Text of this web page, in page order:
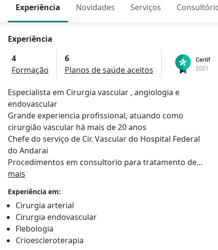
Experiência Novidades Serviços
Experiência
4
Formação
6
Planos de saúde aceitos
Especialista em Cirurgia vascular , angiologia e
endovascular
Grande experiencia profissional, atuando como
cirurgião vascular há mais de 20 anos
Chefe do serviço de Cir. Vascular do Hospital Federal
do Andarai
Procedimentos em consultorio para tratamento de
Varizes (Escleroterapia e Espuma Densa )
Tratamento cirurgico de Varizes
Tratamento de Feridas na perna
Cirurgias Vasculares e Endovasculares de grande
porte para Aneurismas , Carotidas e Arterias
perifericas .
Tratamento de Pé Diabetico
mais
Experiência em:
Cirurgia arterial
Cirurgia endovascular
Flebologia
Crioescleroterapia